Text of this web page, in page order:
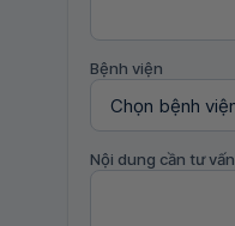
Bệnh viện
Nội dung cần tư vấn